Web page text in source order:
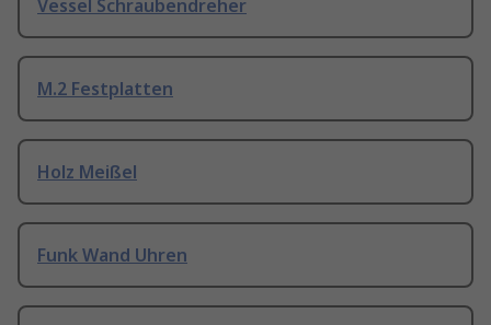
Vessel Schraubendreher
M.2 Festplatten
Holz Meißel
Funk Wand Uhren